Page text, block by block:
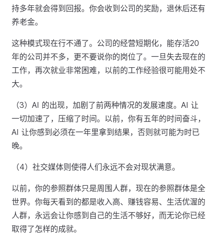
持多年就会得到回报。你会收到公司的奖励，退休后还有
养老金。
这种模式现在行不通了。公司的经营短期化，能存活20
年的公司并不多，更不要说你的岗位了。一旦失去现在的
工作，再次就业非常困难，以前的工作经验很可能用处不
大。
（3）AI 的出现，加剧了前两种情况的发展速度。AI 让
一切加速了，压缩了时间。以前，你有五年的时间奋斗，
AI 让你感到必须在一年里拿到结果，否则就可能为时已
晚。
（4）社交媒体则使得人们永远不会对现状满意。
以前，你的参照群体只是周围人群，现在的参照群体是全
世界。你每天看到的都是收入高、赚钱容易、生活优渥的
人群，永远会让你感到自己的生活不够好，而无论你已经
取得了怎样的成就。